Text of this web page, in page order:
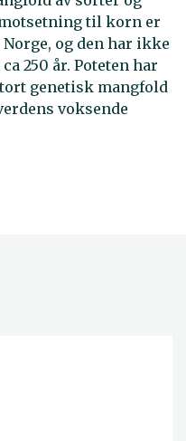
til korn er
og den har ikke
250 år. Poteten har
genetisk mangfold
voksende